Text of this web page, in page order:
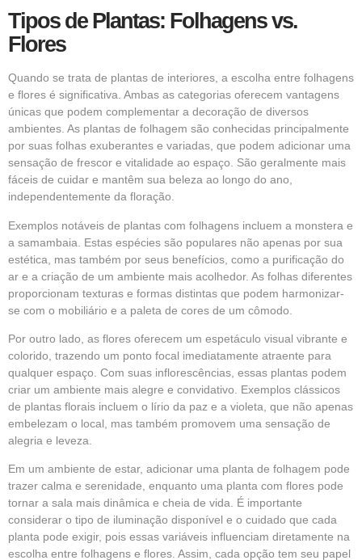
Tipos de Plantas: Folhagens vs.
Flores
Quando se trata de plantas de interiores, a escolha entre folhagens
e flores é significativa. Ambas as categorias oferecem vantagens
únicas que podem complementar a decoração de diversos
ambientes. As plantas de folhagem são conhecidas principalmente
por suas folhas exuberantes e variadas, que podem adicionar uma
sensação de frescor e vitalidade ao espaço. São geralmente mais
fáceis de cuidar e mantêm sua beleza ao longo do ano,
independentemente da floração.
Exemplos notáveis de plantas com folhagens incluem a monstera e
a samambaia. Estas espécies são populares não apenas por sua
estética, mas também por seus benefícios, como a purificação do
ar e a criação de um ambiente mais acolhedor. As folhas diferentes
proporcionam texturas e formas distintas que podem harmonizar-
se com o mobiliário e a paleta de cores de um cômodo.
Por outro lado, as flores oferecem um espetáculo visual vibrante e
colorido, trazendo um ponto focal imediatamente atraente para
qualquer espaço. Com suas inflorescências, essas plantas podem
criar um ambiente mais alegre e convidativo. Exemplos clássicos
de plantas florais incluem o lírio da paz e a violeta, que não apenas
embelezam o local, mas também promovem uma sensação de
alegria e leveza.
Em um ambiente de estar, adicionar uma planta de folhagem pode
trazer calma e serenidade, enquanto uma planta com flores pode
tornar a sala mais dinâmica e cheia de vida. É importante
considerar o tipo de iluminação disponível e o cuidado que cada
planta pode exigir, pois essas variáveis influenciam diretamente na
escolha entre folhagens e flores. Assim, cada opção tem seu papel